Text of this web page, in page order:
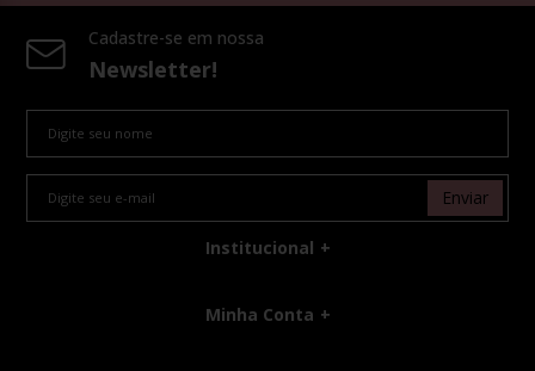
Cadastre-se em nossa
Newsletter!
Enviar
Institucional
Minha Conta